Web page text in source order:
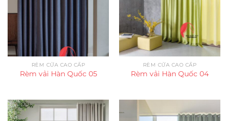
RÈM CỬA CAO CẤP
Rèm vải Hàn Quốc 05
RÈM CỬA CAO CẤP
Rèm vải Hàn Quốc 04